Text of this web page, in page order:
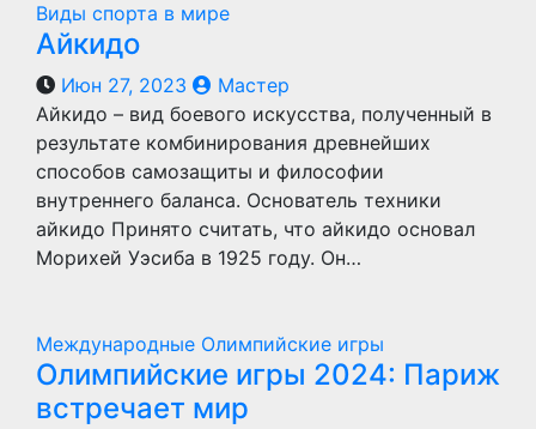
Виды спорта в мире
Айкидо
Июн 27, 2023
Мастер
Айкидо – вид боевого искусства, полученный в
результате комбинирования древнейших
способов самозащиты и философии
внутреннего баланса. Основатель техники
айкидо Принято считать, что айкидо основал
Морихей Уэсиба в 1925 году. Он…
Международные Олимпийские игры
Олимпийские игры 2024: Париж
встречает мир